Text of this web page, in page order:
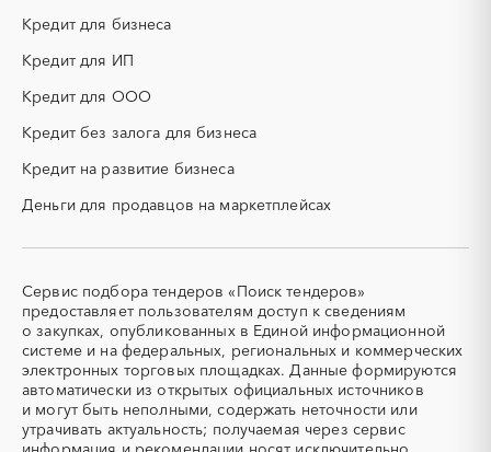
КТП
ОКР (опытно-
конструкторские работы)
ПГС (песчано-гравийная
смесь)
СВО
СКС (структурированные
СКУД
СОЖ (смазочно-
ТЭН
(Теплоэлектронагреватель)
УДС (установки
депарафинизации скважин)
УКПГ
ЯТЭК
Аварийные работы
Авиаперевозка
Авиационные работы
Авиационные работы
вертолетами
Кредит для бизнеса
Кредит для ИП
Кредит для ООО
Кредит без залога для бизнеса
Кредит на развитие бизнеса
Деньги для продавцов на маркетплейсах
Сервис подбора тендеров «Поиск тендеров»
предоставляет пользователям доступ к сведениям
о закупках, опубликованных в Единой информационной
системе и на федеральных, региональных и коммерческих
электронных торговых площадках. Данные формируются
автоматически из открытых официальных источников
и могут быть неполными, содержать неточности или
утрачивать актуальность; получаемая через сервис